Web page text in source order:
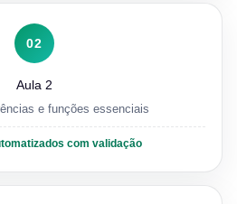
02
Aula 2
e funções essenciais
com validação